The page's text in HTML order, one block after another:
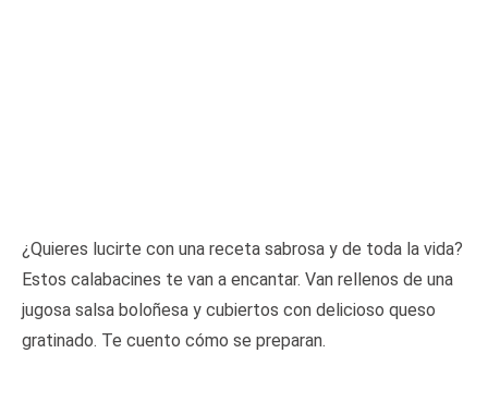
¿Quieres lucirte con una receta sabrosa y de toda la vida?
Estos calabacines te van a encantar. Van rellenos de una
jugosa salsa boloñesa y cubiertos con delicioso queso
gratinado. Te cuento cómo se preparan.